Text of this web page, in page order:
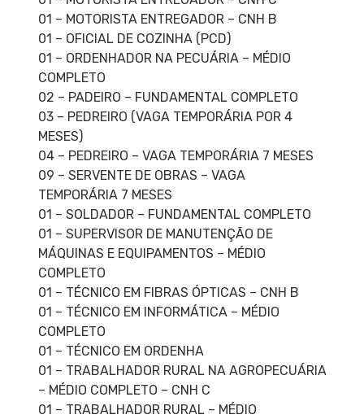
01 – MOTORISTA ENTREGADOR – CNH B
01 – OFICIAL DE COZINHA (PCD)
01 – ORDENHADOR NA PECUÁRIA – MÉDIO
COMPLETO
02 – PADEIRO – FUNDAMENTAL COMPLETO
03 – PEDREIRO (VAGA TEMPORÁRIA POR 4
MESES)
04 – PEDREIRO – VAGA TEMPORÁRIA 7 MESES
09 – SERVENTE DE OBRAS – VAGA
TEMPORÁRIA 7 MESES
01 – SOLDADOR – FUNDAMENTAL COMPLETO
01 – SUPERVISOR DE MANUTENÇÃO DE
MÁQUINAS E EQUIPAMENTOS – MÉDIO
COMPLETO
01 – TÉCNICO EM FIBRAS ÓPTICAS – CNH B
01 – TÉCNICO EM INFORMÁTICA – MÉDIO
COMPLETO
01 – TÉCNICO EM ORDENHA
01 – TRABALHADOR RURAL NA AGROPECUÁRIA
– MÉDIO COMPLETO – CNH C
01 – TRABALHADOR RURAL – MÉDIO